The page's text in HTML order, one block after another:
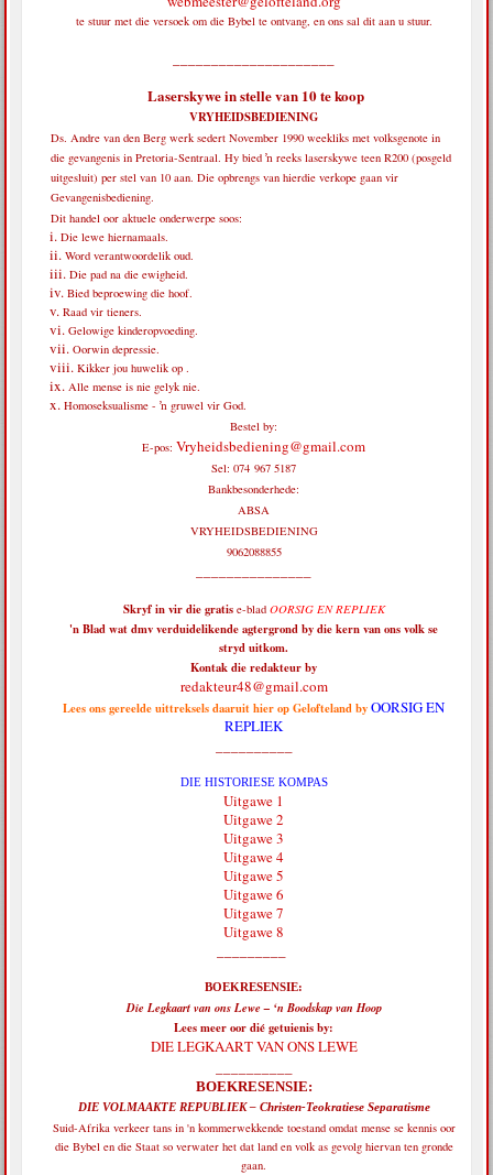
te stuur met die versoek om die Bybel te ontvang, en ons sal dit aan u stuur.
Laserskywe in stelle van 10 te koop
VRYHEIDSBEDIENING
Ds. Andre van den Berg werk sedert November 1990 weekliks met volksgenote in
die gevangenis in Pretoria-Sentraal. Hy bied ŉ reeks laserskywe teen R200 (posgeld
uitgesluit) per stel van 10 aan. Die opbrengs van hierdie verkope gaan vir
Gevangenisbediening.
Dit handel oor aktuele onderwerpe soos:
Die lewe hiernamaals.
Word verantwoordelik oud.
Die pad na die ewigheid.
Bied beproewing die hoof.
Raad vir tieners.
Gelowige kinderopvoeding.
Oorwin depressie.
Kikker jou huwelik op .
Alle mense is nie gelyk nie.
Homoseksualisme - ŉ gruwel vir God.
Bestel by:
E-pos: Vryheidsbediening@gmail.com
Sel: 074 967 5187
Bankbesonderhede:
ABSA
VRYHEIDSBEDIENING
9062088855
Skryf in vir diegratise-bladOORSIG EN REPLIEK
'n Blad wat dmv verduidelikende agtergrond by die kern van ons volk se
stryd uitkom.
Kontak die redakteur by
redakteur48@gmail.com
Lees ons gereelde uittreksels daaruit hier op Gelofteland byOORSIG EN
REPLIEK
DIE HISTORIESE KOMPAS
Uitgawe 1
Uitgawe 2
Uitgawe 3
Uitgawe 4
Uitgawe 5
Uitgawe 6
Uitgawe 7
Uitgawe 8
BOEKRESENSIE:
Die Legkaart van ons Lewe – ‘n Boodskap van Hoop
Lees meer oor dié getuienis by:
DIE LEGKAART VAN ONS LEWE
BOEKRESENSIE:
DIE VOLMAAKTE REPUBLIEK – Christen-Teokratiese Separatisme
Suid-Afrika verkeer tans in 'n kommerwekkende toestand omdat mense se kennis oor
die Bybel en die Staat so verwater het dat land en volk as gevolg hiervan ten gronde
gaan.